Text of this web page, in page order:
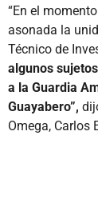
“En el
asonada la
Técnico de
algunos
a la Guardia
Guayabero”,
Omega, Carlos